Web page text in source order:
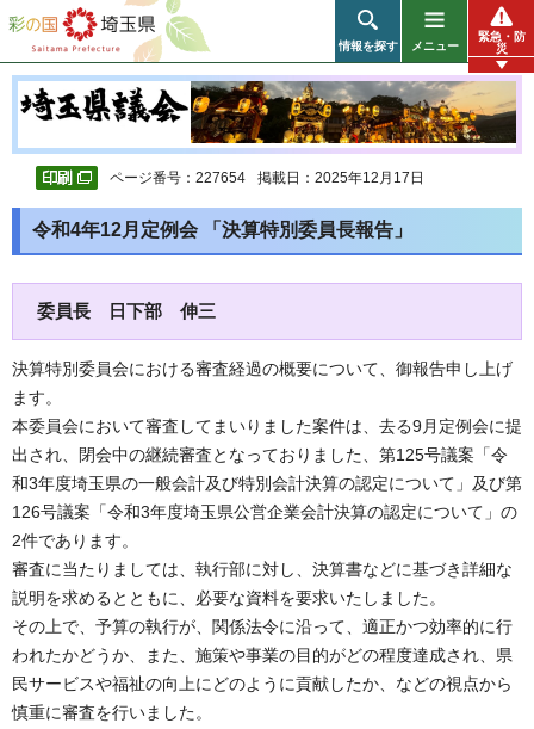
彩の国 埼玉県
情報を探す メニュー
緊急・防
災
ページ番号：227654 掲載日：2025年12月17日
令和4年12月定例会 「決算特別委員長報告」
委員長 日下部 伸三
決算特別委員会における審査経過の概要について、御報告申し上げ
ます。
本委員会において審査してまいりました案件は、去る9月定例会に提
出され、閉会中の継続審査となっておりました、第125号議案「令
和3年度埼玉県の一般会計及び特別会計決算の認定について」及び第
126号議案「令和3年度埼玉県公営企業会計決算の認定について」の
2件であります。
審査に当たりましては、執行部に対し、決算書などに基づき詳細な
説明を求めるとともに、必要な資料を要求いたしました。
その上で、予算の執行が、関係法令に沿って、適正かつ効率的に行
われたかどうか、また、施策や事業の目的がどの程度達成され、県
民サービスや福祉の向上にどのように貢献したか、などの視点から
慎重に審査を行いました。